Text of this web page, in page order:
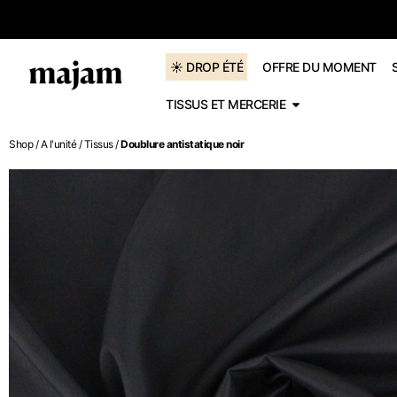
☀️ DROP ÉTÉ OFFRE DU MOMENT
TISSUS ET MERCERIE
Shop/A l'unité/Tissus/Doublure antistatique noir